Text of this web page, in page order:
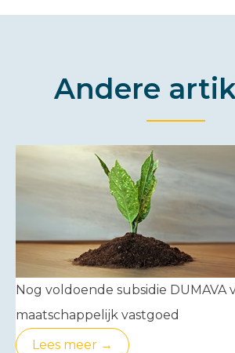
Andere
Nog voldoende subsidie DUMAVA
maatschappelijk vastgoed
Lees meer →